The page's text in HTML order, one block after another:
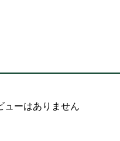
ューはありません